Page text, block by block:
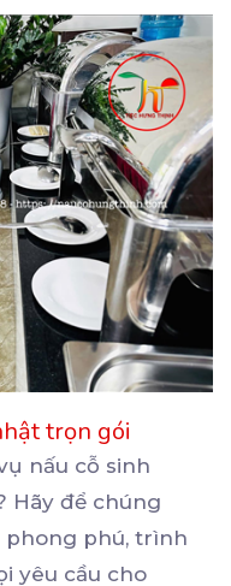
trọn gói
nấu cỗ sinh
Hãy để chúng
phong phú, trình
yêu cầu cho